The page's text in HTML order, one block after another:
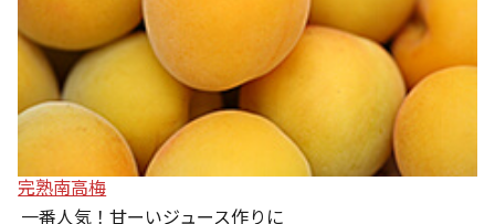
完熟南高梅
一番人気！甘ーいジュース作りに